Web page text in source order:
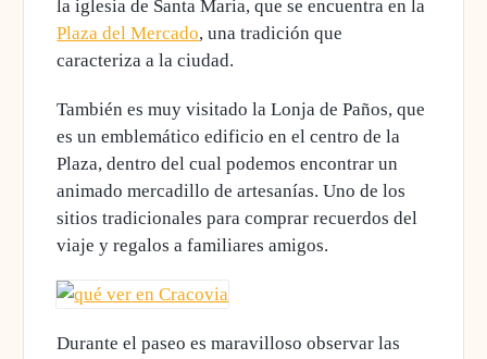
la iglesia de Santa Maria, que se encuentra en la
Plaza del Mercado, una tradición que
caracteriza a la ciudad.
También es muy visitado la Lonja de Paños, que
es un emblemático edificio en el centro de la
Plaza, dentro del cual podemos encontrarun
animado mercadillo de artesanías. Uno de los
sitios tradicionales para comprar recuerdos del
viaje y regalos a familiares amigos.
Durante el paseo es maravilloso observar las